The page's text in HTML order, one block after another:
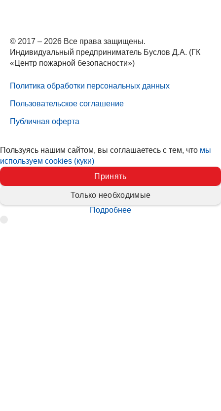
© 2017 – 2026 Все права защищены.
Индивидуальный предприниматель Буслов Д.А. (ГК
«Центр пожарной безопасности»)
Политика обработки персональных данных
Пользовательское соглашение
Публичная оферта
Пользуясь нашим сайтом, вы соглашаетесь с тем, что мы
используем cookies (куки)
Принять
Только необходимые
Подробнее